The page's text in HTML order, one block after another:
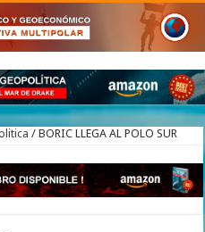
/ BORIC LLEGA AL POLO SUR